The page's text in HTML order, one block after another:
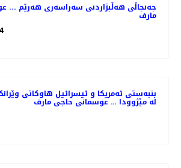
جەنجاڵی هەڵبژاردنی سەراسەری هەرێم ...
مارف
بنبەستی ئەمریکا و ئیسرائیل هاوکاتی
لە مێژوودا … عوسمانی حاجی مارف